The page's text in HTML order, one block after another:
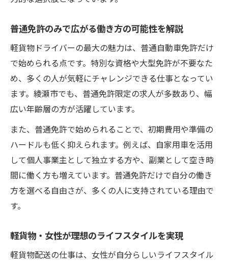
普通免許のみで広がる働き方の可能性を解説
軽貨物ドライバーの最大の魅力は、普通自動車免許だけ
で始められる点です。特別な資格や大型免許が不要なた
め、多くの人が気軽にチャレンジできる仕事となってい
ます。綾瀬市でも、普通免許限定の求人が多数あり、幅
広い年齢層の方が活躍しています。
また、普通免許で始められることで、初期費用や準備の
ハードルも低く抑えられます。例えば、自家用車を活用
して個人事業主として独立する方や、副業として空き時
間に働く方も増えています。普通免許だけで自分の働き
方を選べる自由さが、多くの人に支持されている理由で
す。
軽貨物・女性が理想のライフスタイルを実現
軽貨物配送の仕事は、女性が自分らしいライフスタイル